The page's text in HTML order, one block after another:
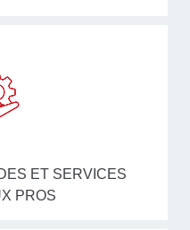
ET SERVICES
PROS